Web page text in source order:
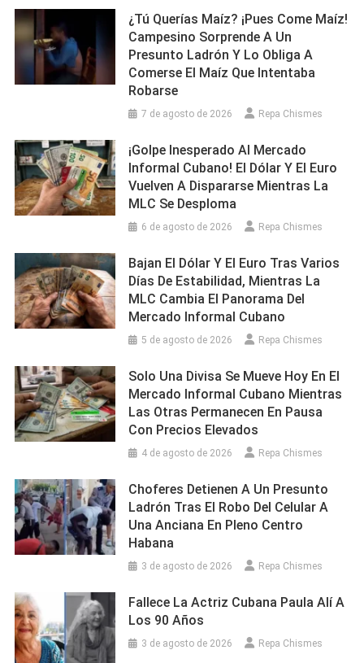
¿Tú Querías Maíz? ¡Pues Come Maíz!
Campesino Sorprende A Un
Presunto Ladrón Y Lo Obliga A
Comerse El Maíz Que Intentaba
Robarse
7 de agosto de 2026 Repa Chismes
¡Golpe Inesperado Al Mercado
Informal Cubano! El Dólar Y El Euro
Vuelven A Dispararse Mientras La
MLC Se Desploma
6 de agosto de 2026 Repa Chismes
Bajan El Dólar Y El Euro Tras Varios
Días De Estabilidad, Mientras La
MLC Cambia El Panorama Del
Mercado Informal Cubano
5 de agosto de 2026 Repa Chismes
Solo Una Divisa Se Mueve Hoy En El
Mercado Informal Cubano Mientras
Las Otras Permanecen En Pausa
Con Precios Elevados
4 de agosto de 2026 Repa Chismes
Choferes Detienen A Un Presunto
Ladrón Tras El Robo Del Celular A
Una Anciana En Pleno Centro
Habana
3 de agosto de 2026 Repa Chismes
Fallece La Actriz Cubana Paula Alí A
Los 90 Años
3 de agosto de 2026 Repa Chismes